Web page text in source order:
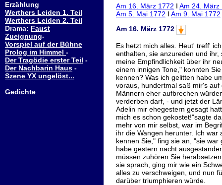
Erzählung
Werthers Leiden 1. Teil
Werthers Leiden 2. Teil
Drama: Faust
Zueignung-
Vorspiel auf der Bühne
Prolog im Himmel -
Der Tragödie erster Teil -
Der Nachbarin Haus -
Szene YX ungelöst...
Gedichte
Am 16. März 1772 I Am 24. März
Am 5. Mai 1772 I Am 9. Mai 1772
Am 16. März 1772
Es hetzt mich alles. Heut' treff'
enthalten, sie anzureden und
meine Empfindlichkeit über ihr
einem innigen Tone," konnten
kennen? Was ich gelitten habe
voraus, hundertmal saß mir's
Männern eher aufbrechen
verderben darf, - und jetzt der
Adelin mir ehegestern gesagt
mich es schon gekostet!"sagte
mehr von mir selbst, war im
ihr die Wangen herunter. Ich
kennen Sie," fing sie an, "sie
habe gestern nacht
müssen zuhören Sie
sie sprach, ging mir wie ein
alles zu verschweigen, und nun
darüber triumphieren würde.